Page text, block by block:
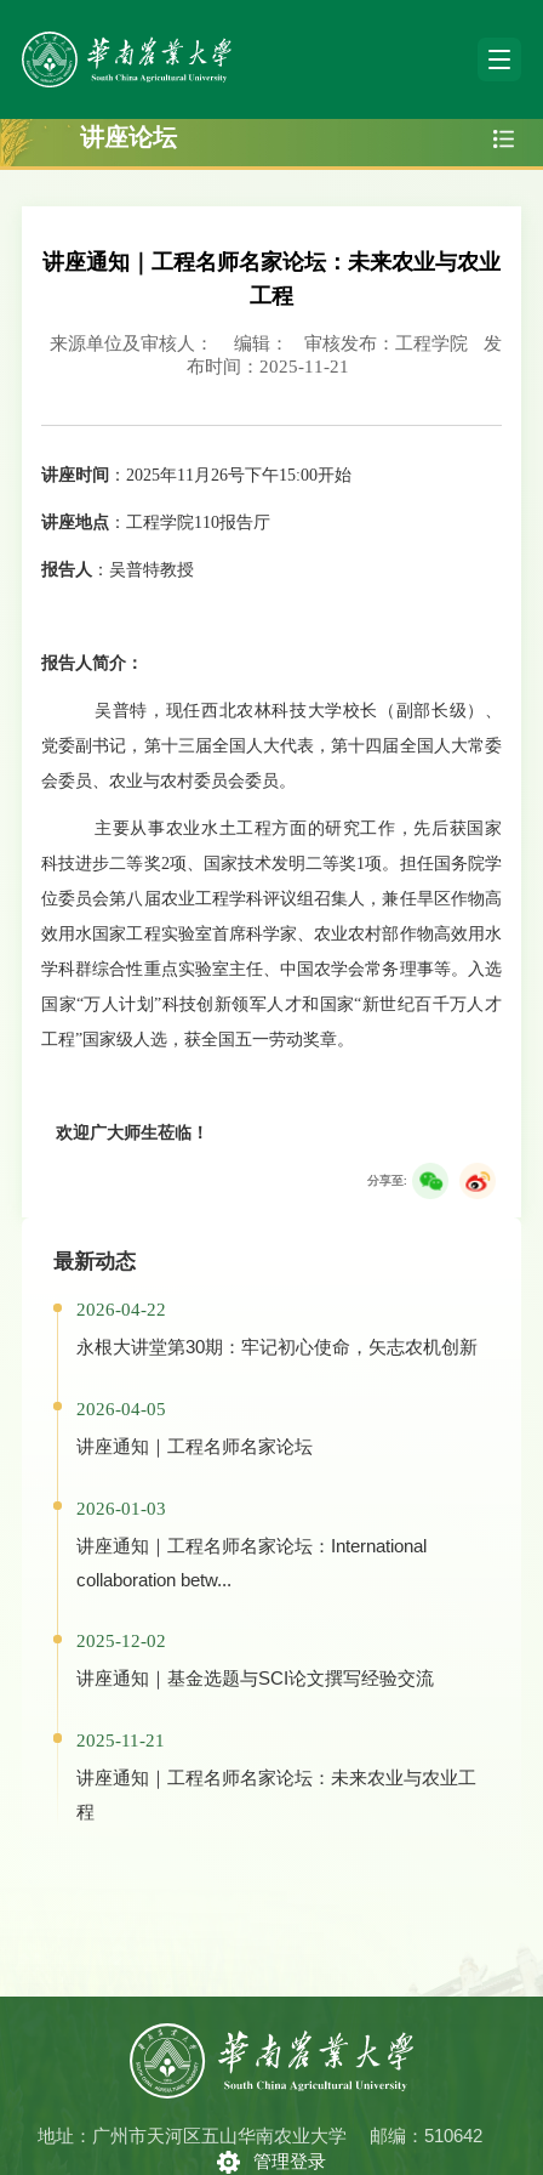
讲座论坛
讲座通知｜工程名师名家论坛：未来农业与农业
工程
来源单位及审核人： 编辑： 审核发布：工程学院
发
布时间：2025-11-21
讲座时间 ：2025年11月26号下午15:00开始
讲座地点 ：工程学院110报告厅
报告人 ：吴普特教授
报告人简介：
吴普特，现任西北农林科技大学校长（副部长级）、
党委副书记，第十三届全国人大代表，第十四届全国人大常委
会委员、农业与农村委员会委员。
主要从事农业水土工程方面的研究工作，先后获国家
科技进步二等奖2项、国家技术发明二等奖1项。担任国务院学
位委员会第八届农业工程学科评议组召集人，兼任旱区作物高
效用水国家工程实验室首席科学家、农业农村部作物高效用水
学科群综合性重点实验室主任、中国农学会常务理事等。入选
国家“万人计划”科技创新领军人才和国家“新世纪百千万人才
工程”国家级人选，获全国五一劳动奖章。
欢迎广大师生莅临！
分享至:
最新动态
2026-04-22
永根大讲堂第30期：牢记初心使命，矢志农机创新
2026-04-05
讲座通知｜工程名师名家论坛
2026-01-03
讲座通知｜工程名师名家论坛：International
collaboration betw...
2025-12-02
讲座通知｜基金选题与SCI论文撰写经验交流
2025-11-21
讲座通知｜工程名师名家论坛：未来农业与农业工
程
地址：广州市天河区五山华南农业大学
邮编：510642
管理登录